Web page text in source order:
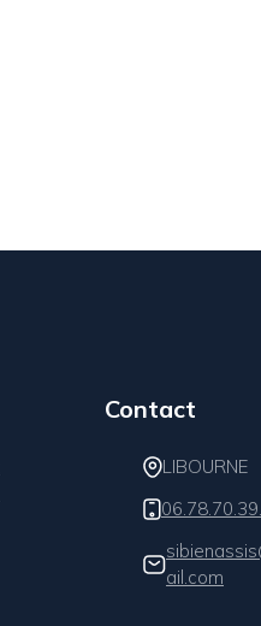
Contact
LIBOURNE
ail.com